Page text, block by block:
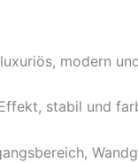
modern
stabil und